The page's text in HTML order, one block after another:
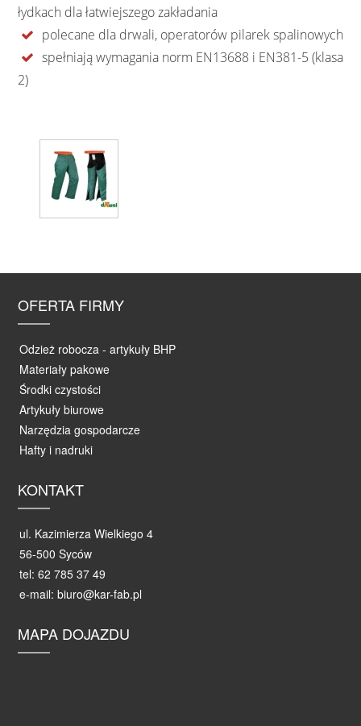
łydkach dla łatwiejszego zakładania
polecane dla drwali, operatorów pilarek spalinowych
spełniają wymagania norm EN13688 i EN381-5 (klasa
2)
OFERTA FIRMY
Odzież robocza - artykuły BHP
Materiały pakowe
Środki czystości
Artykuły biurowe
Narzędzia gospodarcze
Hafty i nadruki
KONTAKT
ul. Kazimierza Wielkiego 4
56-500 Syców
tel: 62 785 37 49
e-mail: biuro@kar-fab.pl
MAPA DOJAZDU